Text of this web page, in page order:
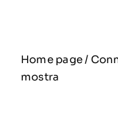
Home page/
mostra